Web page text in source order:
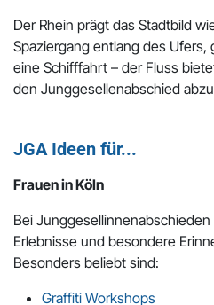
Der Rhein prägt das Stadtbild
Spaziergang entlang des Ufers,
eine Schifffahrt – der Fluss
den Junggesellenabschied
JGA Ideen für...
Frauen in Köln
Bei
Erlebnisse und besondere
Besonders beliebt sind:
Graffiti Workshops